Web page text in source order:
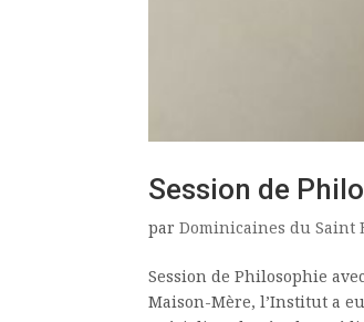
Session de
parDominicaines du Saint
Session de Philosophie
Maison-Mère, l’Institut a